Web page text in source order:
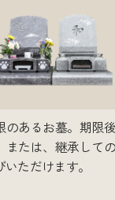
のあるお墓。期限
または、継承して
ただけます。